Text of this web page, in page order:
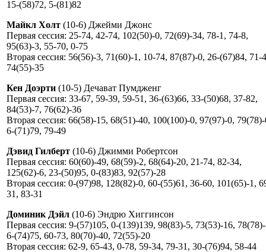
15-(58)72, 5-(81)82
Майкл Холт (10-6) Джейми Джонс
Первая сессия: 25-74, 42-74, 102(50)-0, 72(69)-34, 78-1, 74-8,
95(63)-3, 55-70, 0-75
Вторая сессия: 56(56)-3, 71(60)-1, 10-74, 87(87)-0, 26-(67)84, 71-
74(55)-35
Кен Доэрти (10-5) Дечават Пумдженг
Первая сессия: 33-67, 59-39, 59-51, 36-(63)66, 33-(50)68, 37-82,
84(53)-7, 76(62)-36
Вторая сессия: 66(58)-15, 68(51)-40, 100(100)-0, 97(97)-0,
6-(71)79, 79-49
Дэвид Гилберт (10-6) Джимми Робертсон
Первая сессия: 60(60)-49, 68(59)-2, 68(64)-20, 21-74, 82-34,
125(62)-6, 23-(50)95, 0-(83)83, 92(57)-28
Вторая сессия: 0-(97)98, 128(82)-0, 60-(55)61, 36-60, 101(65)-1,
31, 83-31
Доминик Дэйл (10-6) Эндрю Хиггинсон
Первая сессия: 9-(57)105, 0-(139)139, 98(83)-5, 73(53)-16,
6-(74)75, 60-73, 80(70)-40, 72(55)-20
Вторая сессия: 62-9, 65-43, 0-78, 59-34, 79-31, 30-(76)94, 58-44